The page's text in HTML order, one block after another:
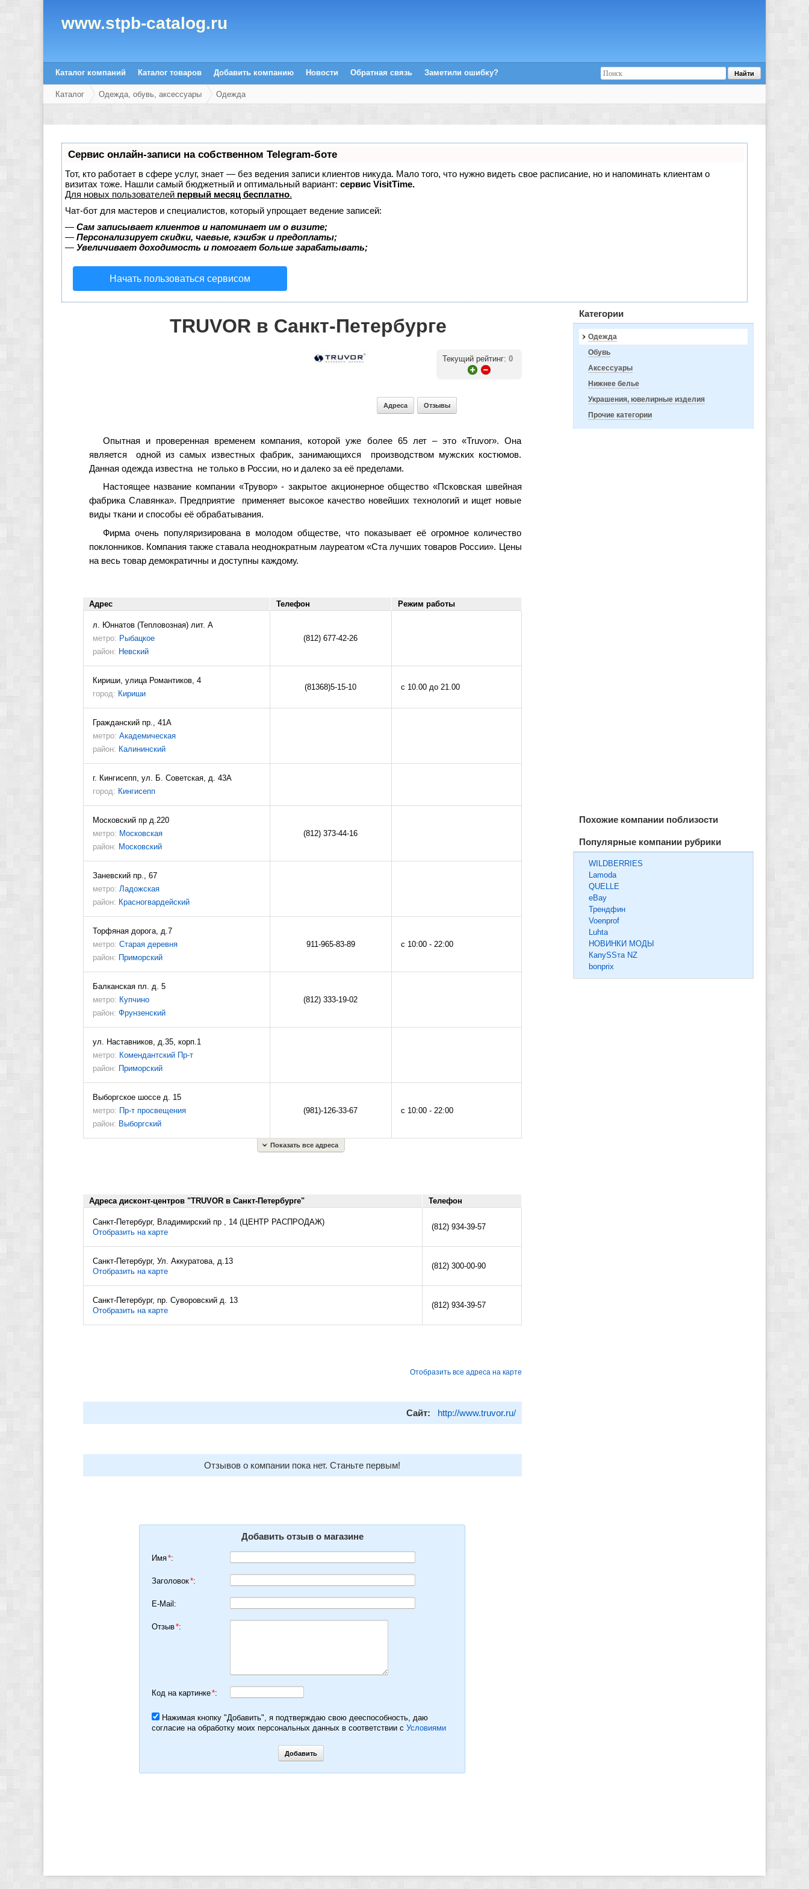
www.stpb-catalog.ru
Каталог компаний Каталог товаров Добавить компанию Новости Обратная связь Заметили ошибку?
Каталог Одежда, обувь, аксессуары Одежда
Сервис онлайн-записи на собственном Telegram-боте
Тот, кто работает в сфере услуг, знает — без ведения записи клиентов никуда. Мало того, что нужно видеть свое расписание, но и напоминать клиентам о
визитах тоже. Нашли самый бюджетный и оптимальный вариант: сервис VisitTime.
Для новых пользователей первый месяц бесплатно.
Чат-бот для мастеров и специалистов, который упрощает ведение записей:
— Сам записывает клиентов и напоминает им о визите;
— Персонализирует скидки, чаевые, кэшбэк и предоплаты;
— Увеличивает доходимость и помогает больше зарабатывать;
Начать пользоваться сервисом
Категории
Одежда
Обувь
Аксессуары
Нижнее белье
Украшения, ювелирные изделия
Прочие категории
Похожие компании поблизости
Популярные компании рубрики
WILDBERRIES
Lamoda
QUELLE
eBay
Трендфин
Voenprof
Luhta
НОВИНКИ МОДЫ
КапуSSта NZ
bonprix
TRUVOR в Санкт-Петербурге
Текущий рейтинг: 0
Адреса Отзывы
Опытная и проверенная временем компания, которой уже более 65 лет – это «Truvor». Она
является одной из самых известных фабрик, занимающихся производством мужских костюмов.
Данная одежда известна не только в России, но и далеко за её пределами.
Настоящее название компании «Трувор» - закрытое акционерное общество «Псковская швейная
фабрика Славянка». Предприятие применяет высокое качество новейших технологий и ищет новые
виды ткани и способы её обрабатывания.
Фирма очень популяризирована в молодом обществе, что показывает её огромное количество
поклонников. Компания также ставала неоднократным лауреатом «Ста лучших товаров России». Цены
на весь товар демократичны и доступны каждому.
Адрес Телефон Режим работы
л. Юннатов (Тепловозная) лит. А
метро: Рыбацкое
район: Невский
(812) 677-42-26
Кириши, улица Романтиков, 4
город: Кириши
(81368)5-15-10 с 10.00 до 21.00
Гражданский пр., 41А
метро: Академическая
район: Калининский
г. Кингисепп, ул. Б. Советская, д. 43А
город: Кингисепп
Московский пр д.220
метро: Московская
район: Московский
(812) 373-44-16
Заневский пр., 67
метро: Ладожская
район: Красногвардейский
Торфяная дорога, д.7
метро: Старая деревня
район: Приморский
911-965-83-89 с 10:00 - 22:00
Балканская пл. д. 5
метро: Купчино
район: Фрунзенский
(812) 333-19-02
ул. Наставников, д.35, корп.1
метро: Комендантский Пр-т
район: Приморский
Выборгское шоссе д. 15
метро: Пр-т просвещения
район: Выборгский
(981)-126-33-67 с 10:00 - 22:00
Показать все адреса
Адреса дисконт-центров "TRUVOR в Санкт-Петербурге" Телефон
Санкт-Петербург, Владимирский пр , 14 (ЦЕНТР РАСПРОДАЖ)
Отобразить на карте
(812) 934-39-57
Санкт-Петербург, Ул. Аккуратова, д.13
Отобразить на карте
(812) 300-00-90
Санкт-Петербург, пр. Суворовский д. 13
Отобразить на карте
(812) 934-39-57
Отобразить все адреса на карте
Сайт: http://www.truvor.ru/
Отзывов о компании пока нет. Станьте первым!
Добавить отзыв о магазине
Имя*:
Заголовок*:
E-Mail:
Отзыв*:
Код на картинке*:
Нажимая кнопку "Добавить", я подтверждаю свою дееспособность, даю
согласие на обработку моих персональных данных в соответствии с Условиями